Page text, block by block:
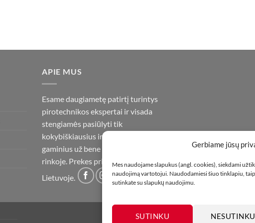
Gerbiame jūsų
Mes naudojame slapukus (angl. cookies), siekdami
naudojimą vartotojui. Naudodamiesi šiuo tinklapiu,
sutinkate su slapukų naudojimu.
SUTINKU NESUTINKU
APIE MUS
Esame daugiametę patirtį turintys
pirotechnikos ekspertai ir visada
stengiamės pasiūlyti tik
kokybiškiausius ir geriausius
gaminius už bene mažiausią kainą
rinkoje. Prekes pristatome visoje
Lietuvoje.